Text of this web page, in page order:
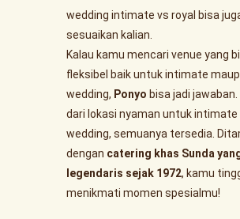
wedding intimate vs royal bisa
sesuaikan kalian.
Kalau kamu mencari venue yang
fleksibel baik untuk intimate
wedding, Ponyo bisa jadi jawaban.
dari lokasi nyaman untuk intimate
wedding, semuanya tersedia.
dengan catering khas Sunda
legendaris sejak 1972, kamu
menikmati momen spesialmu!